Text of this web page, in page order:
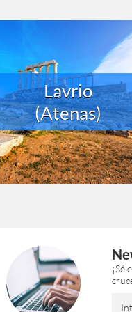
Lavrio
(Atenas)
¡Sé